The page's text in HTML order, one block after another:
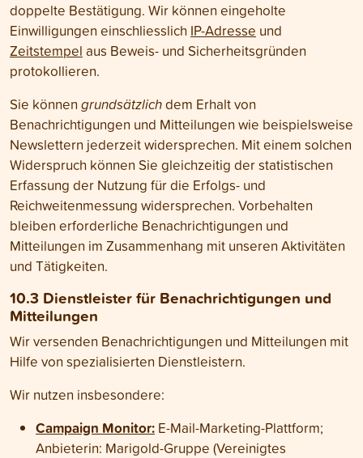
doppelte Bestätigung. Wir können eingeholte
Einwilligungen einschliesslich IP-Adresse und
Zeitstempel aus Beweis- und Sicherheitsgründen
protokollieren.
Sie können grundsätzlichdem Erhalt von
Benachrichtigungen und Mitteilungen wie beispielsweise
Newslettern jederzeit widersprechen. Mit einem solchen
Widerspruch können Sie gleichzeitig der statistischen
Erfassung der Nutzung für die Erfolgs- und
Reichweitenmessung widersprechen. Vorbehalten
bleiben erforderliche Benachrichtigungen und
Mitteilungen im Zusammenhang mit unseren Aktivitäten
und Tätigkeiten.
10.3 Dienst­leister für Benach­richti­gungen und
Mit­teilungen
Wir versenden Benach­richti­gungen und Mit­teilungen mit
Hilfe von spezialisierten Dienst­leistern.
Wir nutzen insbesondere:
Campaign Monitor: E-Mail-Marketing-Plattform;
Anbieterin: Marigold-Gruppe (Vereinigtes